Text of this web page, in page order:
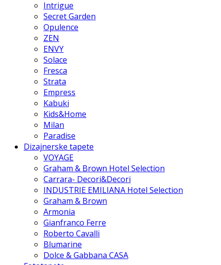
Intrigue
Secret Garden
Opulence
ZEN
ENVY
Solace
Fresca
Strata
Empress
Kabuki
Kids&Home
Milan
Paradise
Dizajnerske tapete
VOYAGE
Graham & Brown Hotel Selection
Carrara- Decori&Decori
INDUSTRIE EMILIANA Hotel Selection
Graham & Brown
Armonia
Gianfranco Ferre
Roberto Cavalli
Blumarine
Dolce & Gabbana CASA